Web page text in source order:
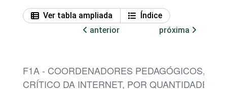
Ver tabla ampliada
Índice
anterior
próxima
F1A - COORDENADORES PEDAGÓGICOS,
CRÍTICO DA INTERNET, POR QUANTIDADE DE